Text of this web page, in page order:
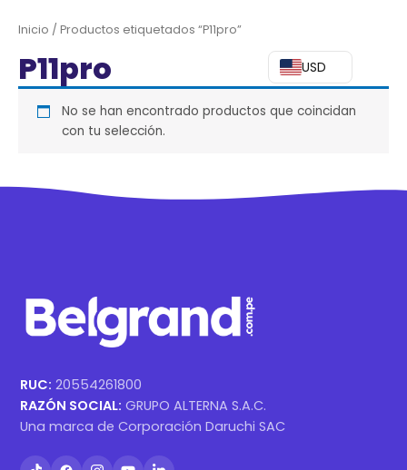
USD
Inicio / Productos etiquetados “P11pro”
P11pro
No se han encontrado productos que coincidan
con tu selección.
RUC: 20554261800
RAZÓN SOCIAL: GRUPO ALTERNA S.A.C.
Una marca de Corporación Daruchi SAC